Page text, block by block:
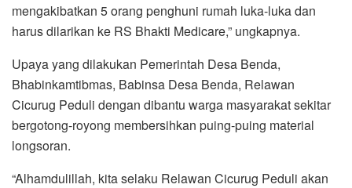
mengakibatkan 5 orang penghuni rumah luka-luka dan
harus dilarikan ke RS Bhakti Medicare,” ungkapnya.
Upaya yang dilakukan Pemerintah Desa Benda,
Bhabinkamtibmas, Babinsa Desa Benda, Relawan
Cicurug Peduli dengan dibantu warga masyarakat sekitar
bergotong-royong membersihkan puing-puing material
longsoran.
“Alhamdulillah, kita selaku Relawan Cicurug Peduli akan